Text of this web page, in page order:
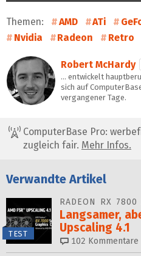
Themen: AMD ATi
Nvidia
Radeon Retro
Robert McHardy
… entwickelt
sich auf
vergangener Tage.
ComputerBase Pro:
zugleich fair. Mehr Infos.
Verwandte Artikel
TEST
RADEON RX
Langsamer,
Upscaling 4.1
102 Kommentare